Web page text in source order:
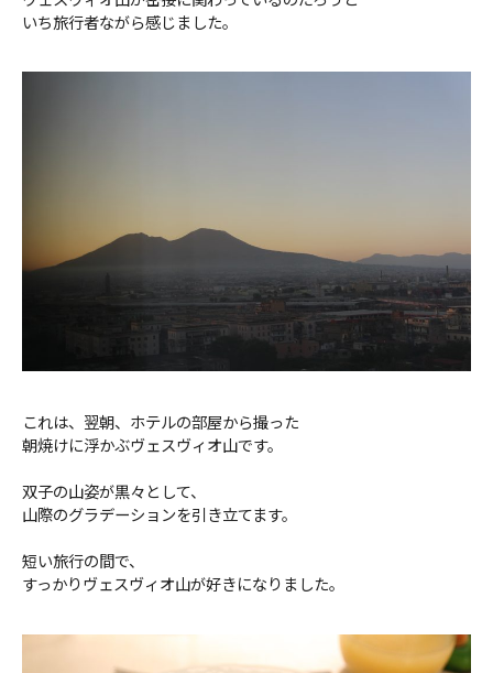
いち旅行者ながら感じました。
これは、翌朝、ホテルの部屋から撮った
朝焼けに浮かぶヴェスヴィオ山です。
双子の山姿が黒々として、
山際のグラデーションを引き立てます。
短い旅行の間で、
すっかりヴェスヴィオ山が好きになりました。